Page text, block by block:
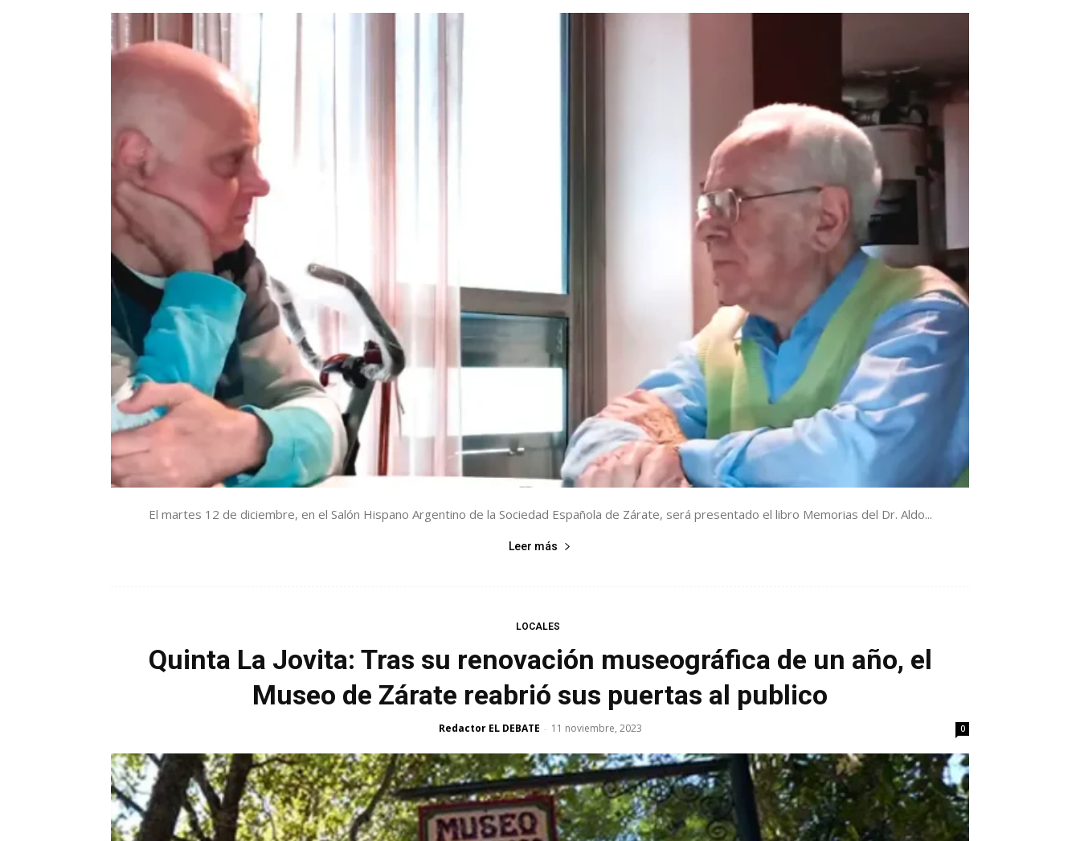
El martes 12 de diciembre, en el Salón Hispano Argentino de la Sociedad Española de Zárate, será presentado el libro Memorias del Dr. Aldo...
Leer más
LOCALES
Quinta La Jovita: Tras su renovación museográfica de un año, el
Museo de Zárate reabrió sus puertas al publico
Redactor EL DEBATE - 11 noviembre, 2023 0